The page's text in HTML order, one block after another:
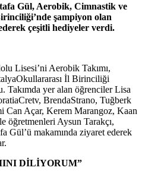
Gül, Aerobik, Cimnastik ve
şampiyon olan
çeşitli hediyeler verdi.
Lisesi’ni Aerobik Takımı,
İl Birinciliği
Takımda yer alan öğrenciler Lisa
BrendaStrano, Tuğberk
Can Açar, Kerem Marangoz, Kaan
öğretmenleri Aysun Tarakçı,
Gül’ü makamında ziyaret ederek
DİLİYORUM”